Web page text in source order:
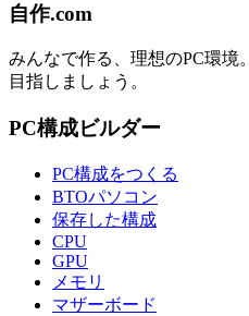
自作.com
みんなで作る、理想のPC環境。
目指しましょう。
PC構成ビルダー
PC構成をつくる
BTOパソコン
保存した構成
CPU
GPU
メモリ
マザーボード